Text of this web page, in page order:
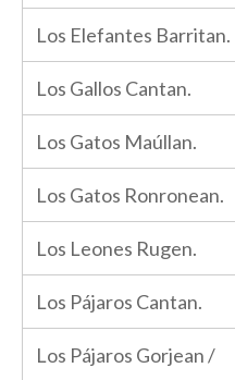
Los Elefantes Barritan.
Los Gallos Cantan.
Los Gatos Maúllan.
Los Gatos Ronronean.
Los Leones Rugen.
Los Pájaros Cantan.
Los Pájaros Gorjean /